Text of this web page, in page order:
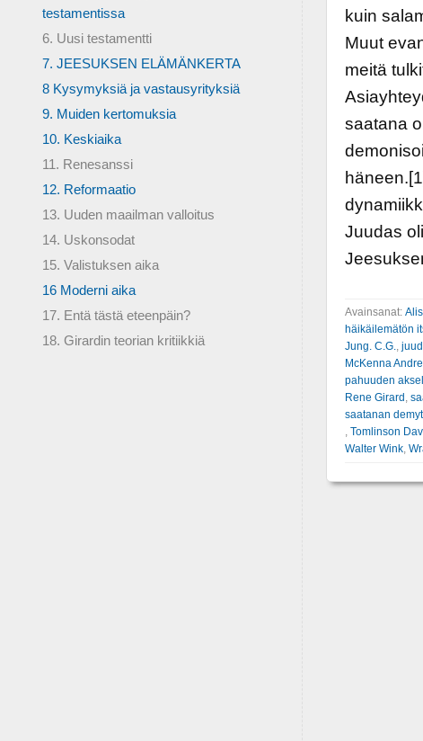
kuin
Muut
meitä
saatana
Juudas
Avainsanat:
häikäilemätön
Jung. C.G.
McKenna
pahuuden
Rene Girard
saatanan
Tomlinson
Walter Wink,
testamentissa
6. Uusi testamentti
7. JEESUKSEN ELÄMÄNKERTA
8 Kysymyksiä ja vastausyrityksiä
9. Muiden kertomuksia
10. Keskiaika
11. Renesanssi
12. Reformaatio
13. Uuden maailman valloitus
14. Uskonsodat
15. Valistuksen aika
16 Moderni aika
17. Entä tästä eteenpäin?
18. Girardin teorian kritiikkiä